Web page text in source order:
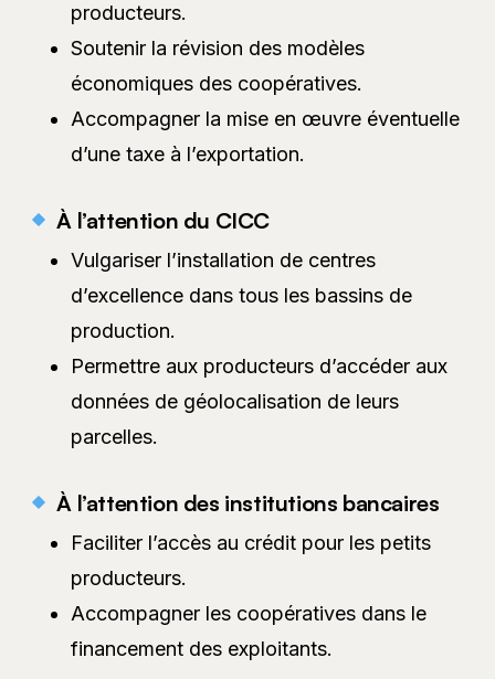
producteurs.
Soutenir la révision des modèles
économiques des coopératives.
Accompagner la mise en œuvre éventuelle
d’une taxe à l’exportation.
À l’attention du CICC
Vulgariser l’installation de centres
d’excellence dans tous les bassins de
production.
Permettre aux producteurs d’accéder aux
données de géolocalisation de leurs
parcelles.
À l’attention des institutions bancaires
Faciliter l’accès au crédit pour les petits
producteurs.
Accompagner les coopératives dans le
financement des exploitants.